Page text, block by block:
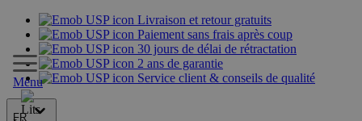
Livraison et retour gratuits
Paiement sans frais après coup
30 jours de délai de rétractation
2 ans de garantie
Service client & conseils de qualité
FR
Menu